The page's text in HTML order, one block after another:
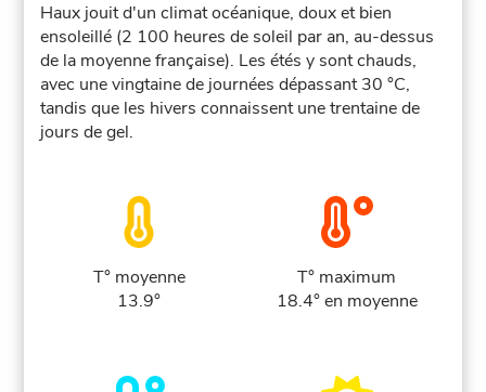
Haux jouit d'un climat océanique, doux et bien
ensoleillé (2 100 heures de soleil par an, au-dessus
de la moyenne française). Les étés y sont chauds,
avec une vingtaine de journées dépassant 30 °C,
tandis que les hivers connaissent une trentaine de
jours de gel.
T° moyenne
13.9°
T° maximum
18.4° en moyenne